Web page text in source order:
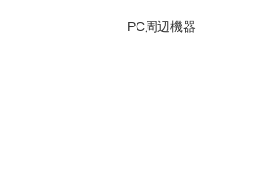
PC周辺機器